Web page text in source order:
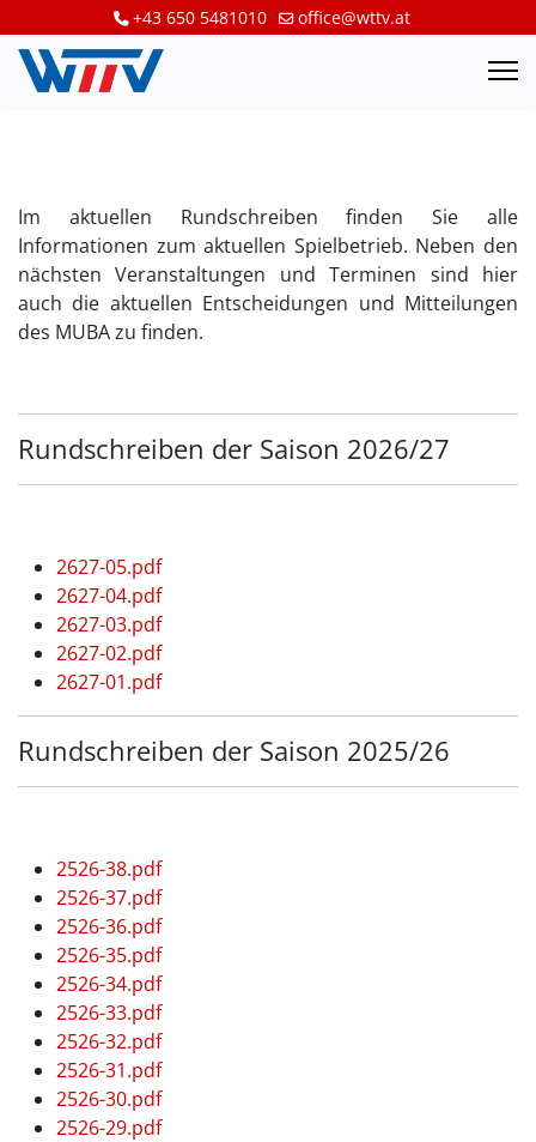
+43 650 5481010 office@wttv.at
Im aktuellen Rundschreiben finden Sie alle
Informationen zum aktuellen Spielbetrieb. Neben den
nächsten Veranstaltungen und Terminen sind hier
auch die aktuellen Entscheidungen und Mitteilungen
des MUBA zu finden.
Rundschreiben der Saison 2026/27
2627-05.pdf
2627-04.pdf
2627-03.pdf
2627-02.pdf
2627-01.pdf
Rundschreiben der Saison 2025/26
2526-38.pdf
2526-37.pdf
2526-36.pdf
2526-35.pdf
2526-34.pdf
2526-33.pdf
2526-32.pdf
2526-31.pdf
2526-30.pdf
2526-29.pdf